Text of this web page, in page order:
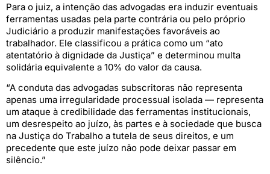
Para o juiz, a intenção das advogadas era induzir eventuais
ferramentas usadas pela parte contrária ou pelo próprio
Judiciário a produzir manifestações favoráveis ao
trabalhador. Ele classificou a prática como um “ato
atentatório à dignidade da Justiça” e determinou multa
solidária equivalente a 10% do valor da causa.
“A conduta das advogadas subscritoras não representa
apenas uma irregularidade processual isolada — representa
um ataque à credibilidade das ferramentas institucionais,
um desrespeito ao juízo, às partes e à sociedade que busca
na Justiça do Trabalho a tutela de seus direitos, e um
precedente que este juízo não pode deixar passar em
silêncio.”